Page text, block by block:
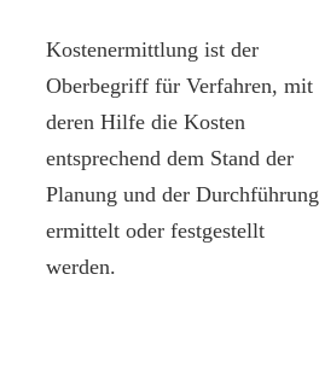
Kostenermittlung ist der
Oberbegriff für Verfahren, mit
deren Hilfe die Kosten
entsprechend dem Stand der
Planung und der Durchführung
ermittelt oder festgestellt
werden.